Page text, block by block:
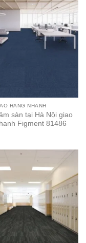
HÀNG NHANH
sàn tại Hà Nội giao
Figment 81486